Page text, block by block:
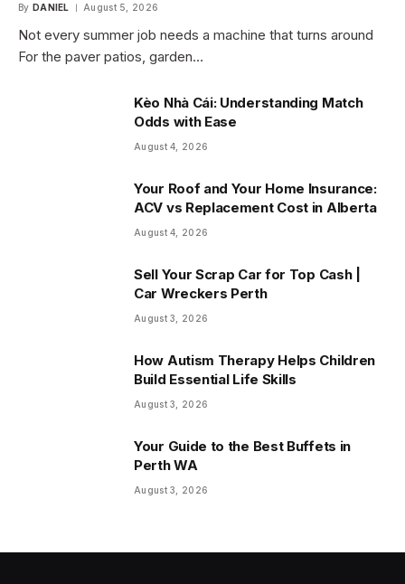
By DANIEL August 5, 2026
Not every summer job needs a machine that turns around
For the paver patios, garden…
Kèo Nhà Cái: Understanding Match
Odds with Ease
August 4, 2026
Your Roof and Your Home Insurance:
ACV vs Replacement Cost in Alberta
August 4, 2026
Sell Your Scrap Car for Top Cash |
Car Wreckers Perth
August 3, 2026
How Autism Therapy Helps Children
Build Essential Life Skills
August 3, 2026
Your Guide to the Best Buffets in
Perth WA
August 3, 2026